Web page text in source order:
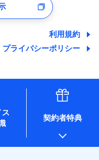
め
提携会社の保険その他に
契約を勧奨するため、ま
、またそれらに付帯、関
品・サービスをご提案す
あります。）
ため
のため
帯業務を行うため
の情報は、保険会社のホ
、ご確認ください。
利用規約
プライバシーポリシー
ス
契約者特典